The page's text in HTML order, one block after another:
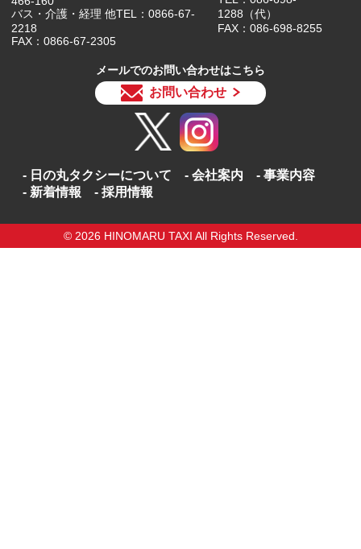
バス・介護・経理 他TEL：0866-67-
2218
FAX：0866-67-2305
1288（代）
FAX：086-698-8255
メールでのお問い合わせはこちら
お問い合わせ
日の丸タクシーについて 会社案内
事業内容
新着情報
採用情報
© 2026 HINOMARU TAXI All Rights Reserved.